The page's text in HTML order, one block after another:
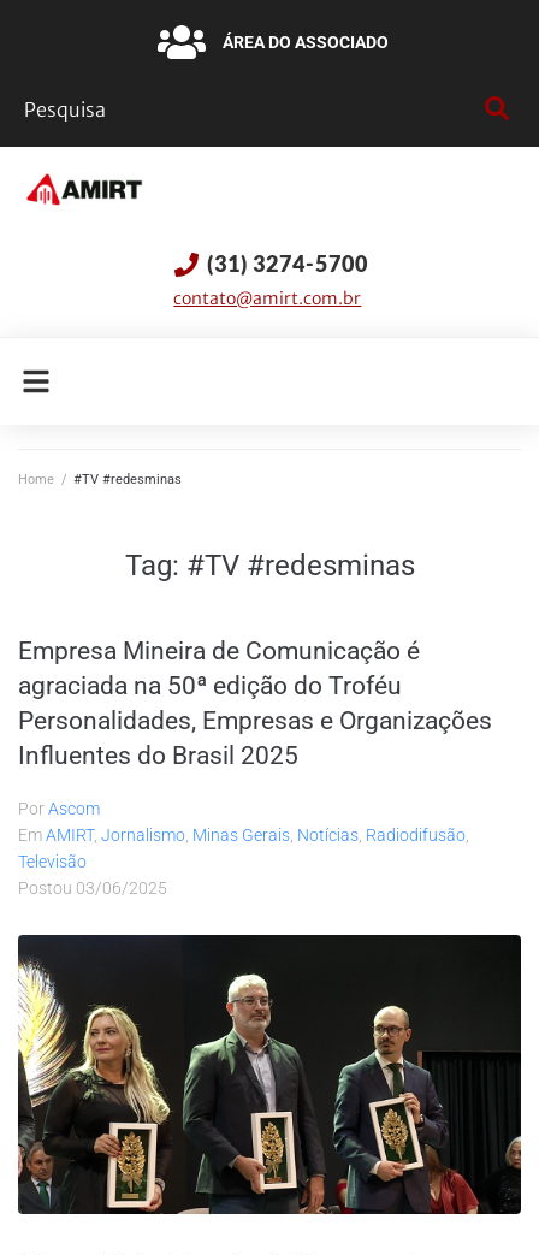
ÁREA DO ASSOCIADO
(31) 3274-5700
contato@amirt.com.br
Home / #TV #redesminas
Tag: #TV #redesminas
Empresa Mineira de Comunicação é
agraciada na 50ª edição do Troféu
Personalidades, Empresas e Organizações
Influentes do Brasil 2025
PorAscom
EmAMIRT, Jornalismo Minas Gerais Notícias Radiodifusão
Televisão
Postou 03/06/2025